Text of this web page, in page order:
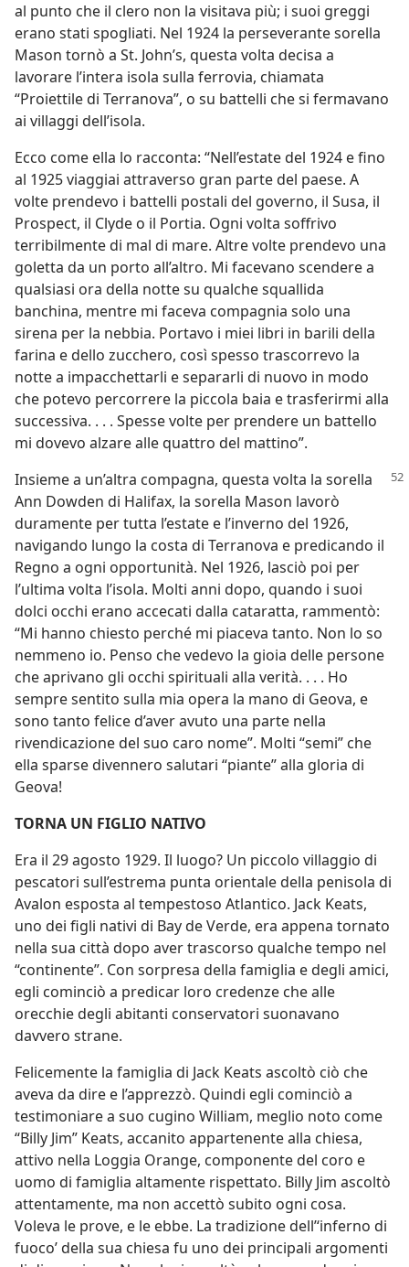
al punto che il clero non la visitava più; i suoi greggi
erano stati spogliati. Nel 1924 la perseverante sorella
Mason tornò a St. John’s, questa volta decisa a
lavorare l’intera isola sulla ferrovia, chiamata
“Proiettile di Terranova”, o su battelli che si fermavano
ai villaggi dell’isola.
Ecco come ella lo racconta: “Nell’estate del 1924 e fino
al 1925 viaggiai attraverso gran parte del paese. A
volte prendevo i battelli postali del governo, il Susa, il
Prospect, il Clyde o il Portia. Ogni volta soffrivo
terribilmente di mal di mare. Altre volte prendevo una
goletta da un porto all’altro. Mi facevano scendere a
qualsiasi ora della notte su qualche squallida
banchina, mentre mi faceva compagnia solo una
sirena per la nebbia. Portavo i miei libri in barili della
farina e dello zucchero, così spesso trascorrevo la
notte a impacchettarli e separarli di nuovo in modo
che potevo percorrere la piccola baia e trasferirmi alla
successiva. . . . Spesse volte per prendere un battello
mi dovevo alzare alle quattro del mattino”.
Insieme a un’altra compagna, questa volta la sorella
Ann Dowden di Halifax, la sorella Mason lavorò
duramente per tutta l’estate e l’inverno del 1926,
navigando lungo la costa di Terranova e predicando il
Regno a ogni opportunità. Nel 1926, lasciò poi per
l’ultima volta l’isola. Molti anni dopo, quando i suoi
dolci occhi erano accecati dalla cataratta, rammentò:
“Mi hanno chiesto perché mi piaceva tanto. Non lo so
nemmeno io. Penso che vedevo la gioia delle persone
che aprivano gli occhi spirituali alla verità. . . . Ho
sempre sentito sulla mia opera la mano di Geova, e
sono tanto felice d’aver avuto una parte nella
rivendicazione del suo caro nome”. Molti “semi” che
ella sparse divennero salutari “piante” alla gloria di
Geova!
TORNA UN FIGLIO NATIVO
Era il 29 agosto 1929. Il luogo? Un piccolo villaggio di
pescatori sull’estrema punta orientale della penisola di
Avalon esposta al tempestoso Atlantico. Jack Keats,
uno dei figli nativi di Bay de Verde, era appena tornato
nella sua città dopo aver trascorso qualche tempo nel
“continente”. Con sorpresa della famiglia e degli amici,
egli cominciò a predicar loro credenze che alle
orecchie degli abitanti conservatori suonavano
davvero strane.
Felicemente la famiglia di Jack Keats ascoltò ciò che
aveva da dire e l’apprezzò. Quindi egli cominciò a
testimoniare a suo cugino William, meglio noto come
“Billy Jim” Keats, accanito appartenente alla chiesa,
attivo nella Loggia Orange, componente del coro e
uomo di famiglia altamente rispettato. Billy Jim ascoltò
attentamente, ma non accettò subito ogni cosa.
Voleva le prove, e le ebbe. La tradizione dell’‘inferno di
fuoco’ della sua chiesa fu uno dei principali argomenti